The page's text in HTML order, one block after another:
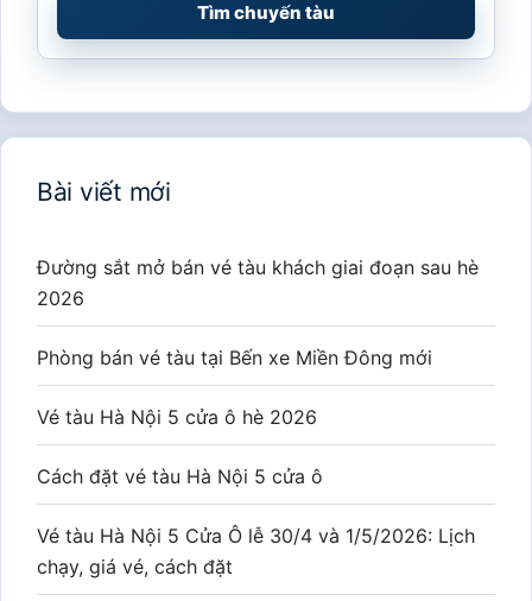
Tìm chuyến tàu
Bài viết mới
Đường sắt mở bán vé tàu khách giai đoạn sau hè
2026
Phòng bán vé tàu tại Bến xe Miền Đông mới
Vé tàu Hà Nội 5 cửa ô hè 2026
Cách đặt vé tàu Hà Nội 5 cửa ô
Vé tàu Hà Nội 5 Cửa Ô lễ 30/4 và 1/5/2026: Lịch
chạy, giá vé, cách đặt